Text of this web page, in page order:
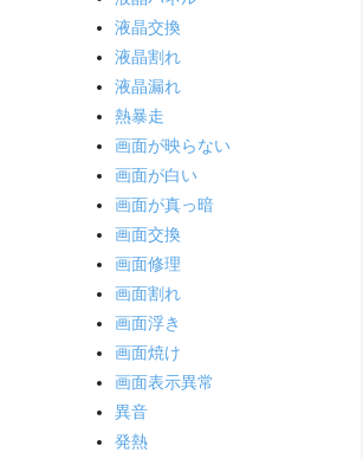
液晶交換
液晶割れ
液晶漏れ
熱暴走
画面が映らない
画面が白い
画面が真っ暗
画面交換
画面修理
画面割れ
画面浮き
画面焼け
画面表示異常
異音
発熱